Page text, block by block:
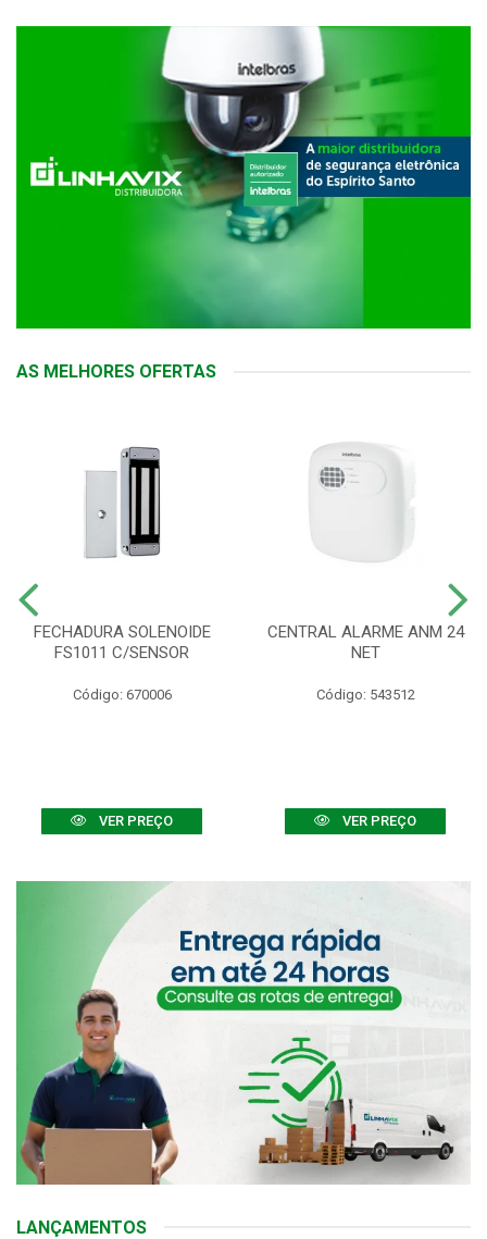
AS MELHORES OFERTAS
FECHADURA SOLENOIDE
FS1011 C/SENSOR
Código: 670006
VER PREÇO
CENTRAL ALARME ANM 24
NET
Código: 543512
VER PREÇO
LANÇAMENTOS